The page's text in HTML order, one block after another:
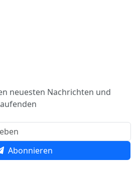
neuesten Nachrichten und
Abonnieren